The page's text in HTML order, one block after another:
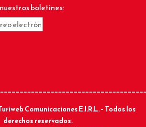
boletines:
Comunicaciones E.I.R.L. – Todos los
derechos reservados.